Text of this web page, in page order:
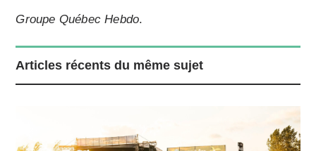
Groupe Québec Hebdo.
Articles récents du même sujet